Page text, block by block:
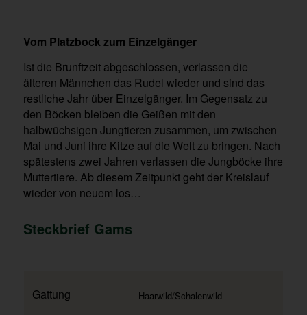
Vom Platzbock zum Einzelgänger
Ist die Brunftzeit abgeschlossen, verlassen die
älteren Männchen das Rudel wieder und sind das
restliche Jahr über Einzelgänger. Im Gegensatz zu
den Böcken bleiben die Geißen mit den
halbwüchsigen Jungtieren zusammen, um zwischen
Mai und Juni ihre Kitze auf die Welt zu bringen. Nach
spätestens zwei Jahren verlassen die Jungböcke ihre
Muttertiere. Ab diesem Zeitpunkt geht der Kreislauf
wieder von neuem los…
Steckbrief Gams
Gattung Haarwild/Schalenwild